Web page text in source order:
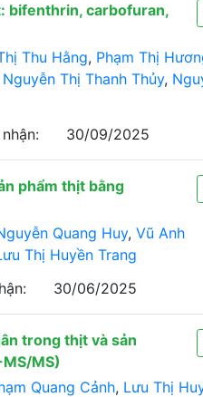
bifenthrin, carbofuran,
Thu Hằng, Phạm Thị
Nguyễn Thị Thanh Thủy,
30/09/2025
phẩm thịt bằng
Quang Huy, Vũ Anh
Thị Huyền Trang
30/06/2025
trong thịt và sản
MS)
Quang Cảnh, Lưu Thị